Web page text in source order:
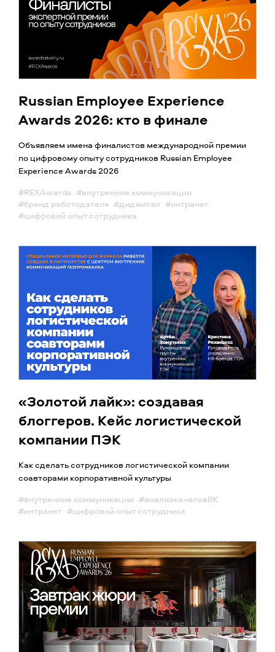
Russian Employee Experience
Awards 2026: кто в финале
Объявляем имена финалистов международной премии
по цифровому опыту сотрудников Russian Employee
Experience Awards 2026
#REXAwards #внутренние коммуникации
#бренд работодателя #диджитал #интранет
#цифровой опыт сотрудника
«Золотой лайк»: создавая
блоггеров. Кейс логистической
компании ПЭК
Как сделать сотрудников логистической компании
соавторами корпоративной культуры
#внутренние коммуникации #анализканаловВК
#интранет #цифровой опыт сотрудника